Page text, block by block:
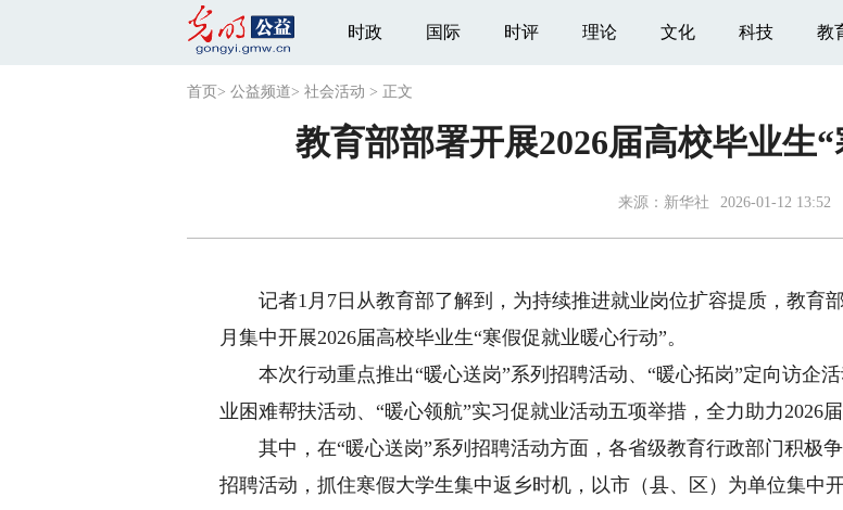
时政 国际 时评 理论 文化 科技 教
首页 > 公益频道> 社会活动 > 正文
教育部部署开展2026届高校毕业生
来源： 新华社 2026-01-12 13:52
记者1月7日从教育部了解到，为持续推进就业岗位扩容提质，教育部
月集中开展2026届高校毕业生“寒假促就业暖心行动”。
本次行动重点推出“暖心送岗”系列招聘活动、“暖心拓岗”定向访企活
业困难帮扶活动、“暖心领航”实习促就业活动五项举措，全力助力2026
其中，在“暖心送岗”系列招聘活动方面，各省级教育行政部门积极
招聘活动，抓住寒假大学生集中返乡时机，以市（县、区）为单位集中